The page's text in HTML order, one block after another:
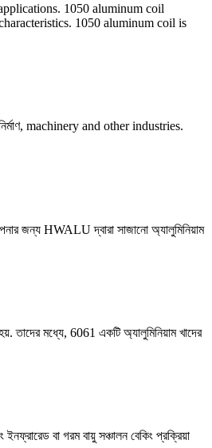
. 1050 aluminum coil
. 1050 aluminum coil is
machinery and other industries.
জন্য HWALU দ্বারা সাজানো অ্যালুমিনিয়াম
তাদের মধ্যে, 6061 একটি অ্যালুমিনিয়াম খাদের
বা গরম বায়ু সঞ্চালন বেকিং প্রক্রিয়া